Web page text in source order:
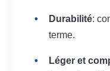
Durabilité:
terme.
Léger et